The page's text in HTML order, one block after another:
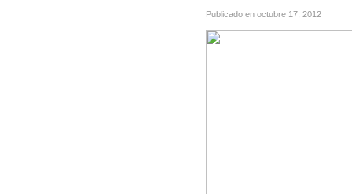
Publicado en octubre 17, 2012